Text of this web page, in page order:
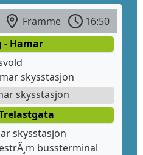
Framme
16:50
- Hamar
skysstasjon
skysstasjon
skysstasjon
bussterminal